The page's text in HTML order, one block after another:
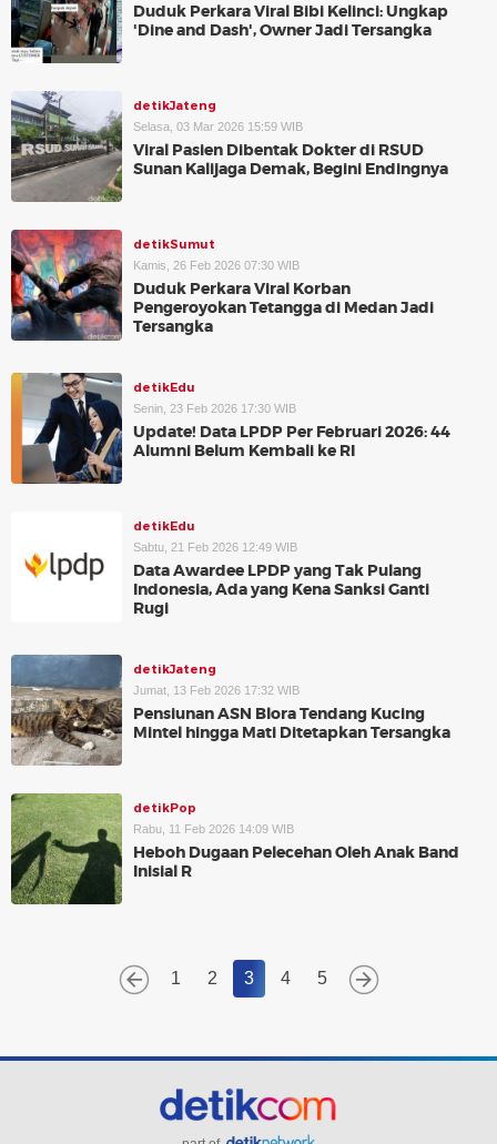
Duduk Perkara Viral Bibi Kelinci: Ungkap
'Dine and Dash', Owner Jadi Tersangka
detikJateng
Selasa, 03 Mar 2026 15:59 WIB
Viral Pasien Dibentak Dokter di RSUD
Sunan Kalijaga Demak, Begini Endingnya
detikSumut
Kamis, 26 Feb 2026 07:30 WIB
Duduk Perkara Viral Korban
Pengeroyokan Tetangga di Medan Jadi
Tersangka
detikEdu
Senin, 23 Feb 2026 17:30 WIB
Update! Data LPDP Per Februari 2026: 44
Alumni Belum Kembali ke RI
detikEdu
Sabtu, 21 Feb 2026 12:49 WIB
Data Awardee LPDP yang Tak Pulang
Indonesia, Ada yang Kena Sanksi Ganti
Rugi
detikJateng
Jumat, 13 Feb 2026 17:32 WIB
Pensiunan ASN Blora Tendang Kucing
Mintel hingga Mati Ditetapkan Tersangka
detikPop
Rabu, 11 Feb 2026 14:09 WIB
Heboh Dugaan Pelecehan Oleh Anak Band
Inisial R
1 2 3 4 5